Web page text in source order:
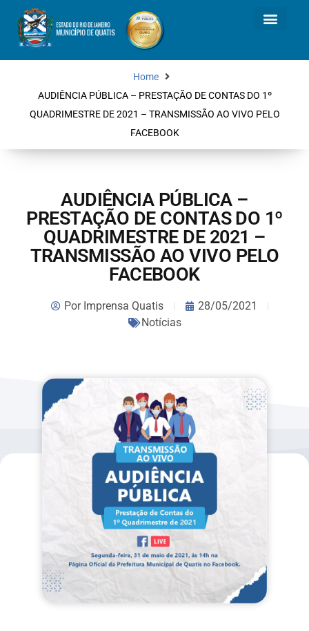
Home
AUDIÊNCIA PÚBLICA – PRESTAÇÃO DE CONTAS DO 1º
QUADRIMESTRE DE 2021 – TRANSMISSÃO AO VIVO PELO
FACEBOOK
AUDIÊNCIA PÚBLICA –
PRESTAÇÃO DE CONTAS DO 1º
QUADRIMESTRE DE 2021 –
TRANSMISSÃO AO VIVO PELO
FACEBOOK
PorImprensa Quatis
28/05/2021
Notícias